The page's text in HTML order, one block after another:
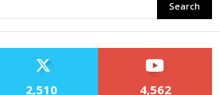
2,510 4,562